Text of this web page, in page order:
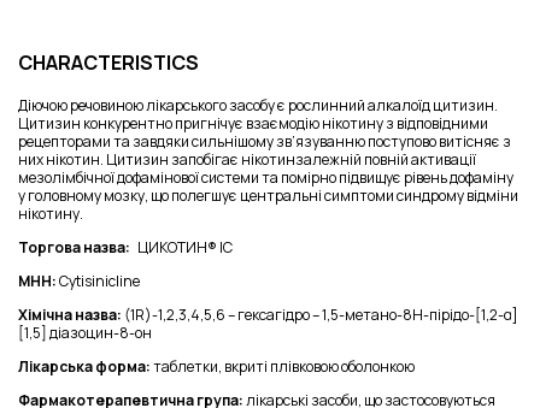
CHARACTERISTICS
Діючою речовиною лікарського засобу є рослинний алкалоїд цитизин.
Цитизин конкурентно пригнічує взаємодію нікотину з відповідними
рецепторами та завдяки сильнішому зв’язуванню поступово витісняє з
них нікотин. Цитизин запобігає нікотинзалежній повній активації
мезолімбічної дофамінової системи та помірно підвищує рівень дофаміну
у головному мозку, що полегшує центральні симптоми синдрому відміни
нікотину.
Торгова назва: ЦИКОТИН® ІС
МНН:Cytisinicline
Хімічна назва: (1R)-1,2,3,4,5,6 – гексагідро – 1,5-метано-8Н-пірідо-[1,2-α]
[1,5] діазоцин-8-он
Лікарська форма:таблетки, вкриті плівковою оболонкою
Фармакотерапевтична група:лікарські засоби, що застосовуються